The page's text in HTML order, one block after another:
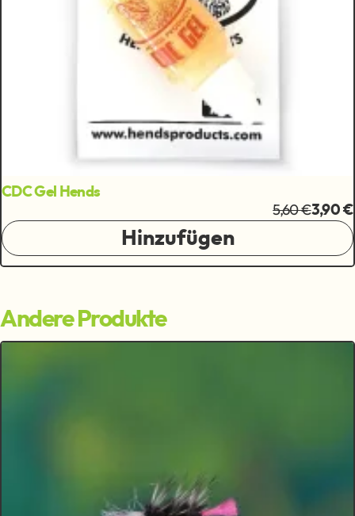
CDC Gel Hends
5,60 €3,90 €
Hinzufügen
Andere Produkte